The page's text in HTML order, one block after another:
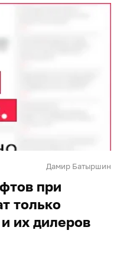
Дамир Батыршин
при
только
их дилеров